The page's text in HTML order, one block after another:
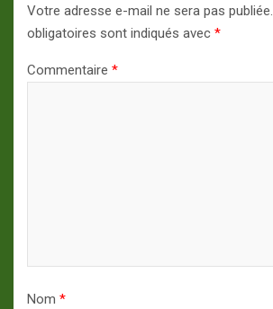
Votre adresse e-mail ne sera pas publiée.
obligatoires sont indiqués avec *
Commentaire *
Nom *